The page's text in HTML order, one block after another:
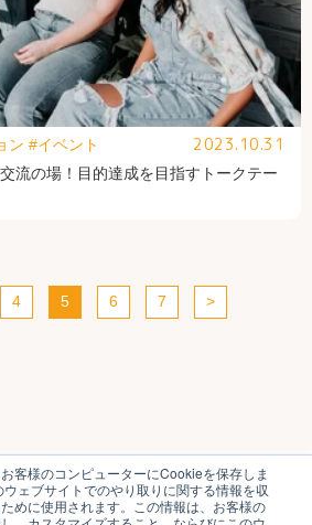
客様のコンピューターにCookieを保存しま
ェブサイトでのやり取りに関する情報を収
めに使用されます。この情報は、お客様の
流の場！目的達成を目指すトークテー
ン #イベント 2023.10.31
4 5 6 7 >
たらく研究部とは
運営会社
方針
各種お問い合わせ